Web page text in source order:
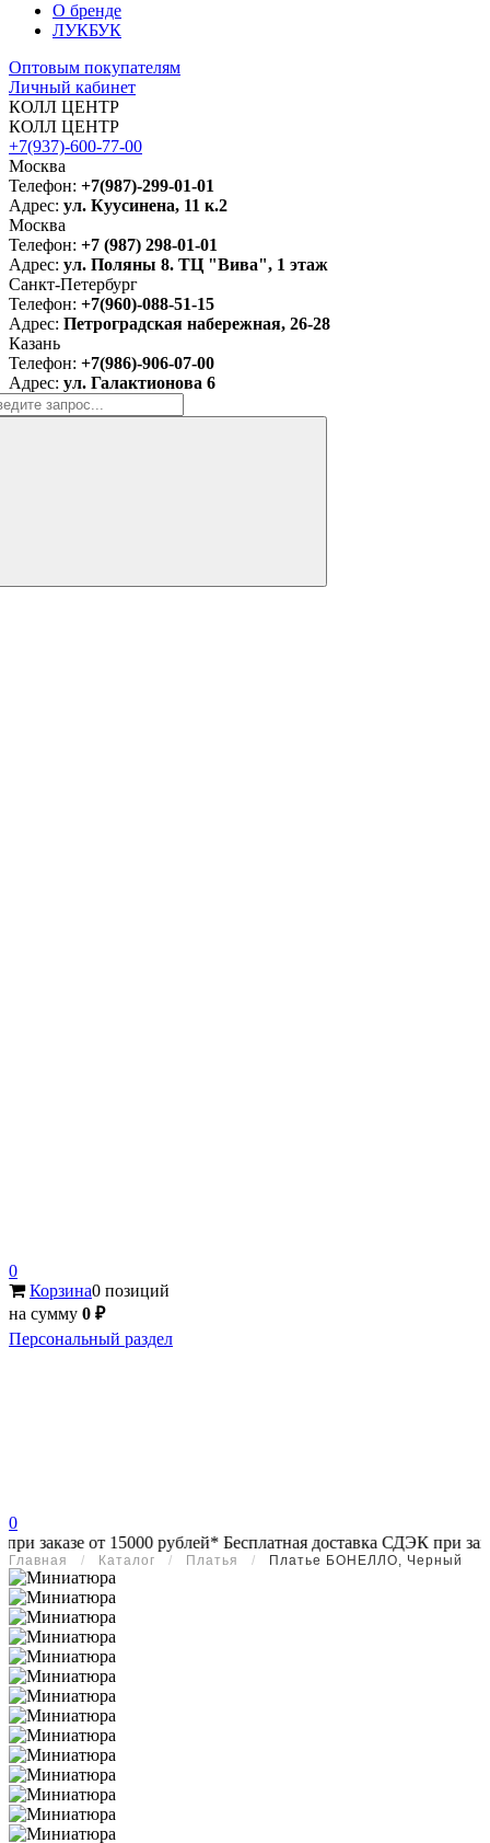
О бренде
ЛУКБУК
Оптовым покупателям
Личный кабинет
КОЛЛ ЦЕНТР
КОЛЛ ЦЕНТР
+7(937)-600-77-00
Москва
Телефон: +7(987)-299-01-01
Адрес: ул. Куусинена, 11 к.2
Москва
Телефон: +7 (987) 298-01-01
Адрес: ул. Поляны 8. ТЦ "Вива", 1 этаж
Санкт-Петербург
Телефон: +7(960)-088-51-15
Адрес: Петроградская набережная, 26-28
Казань
Телефон: +7(986)-906-07-00
Адрес: ул. Галактионова 6
0
Корзина0 позиций
на сумму 0 ₽
Персональный раздел
0
от 15000 рублей* Бесплатная доставка СДЭК при заказе
Главная / Каталог / Платья / Платье БОНЕЛЛО, Черный